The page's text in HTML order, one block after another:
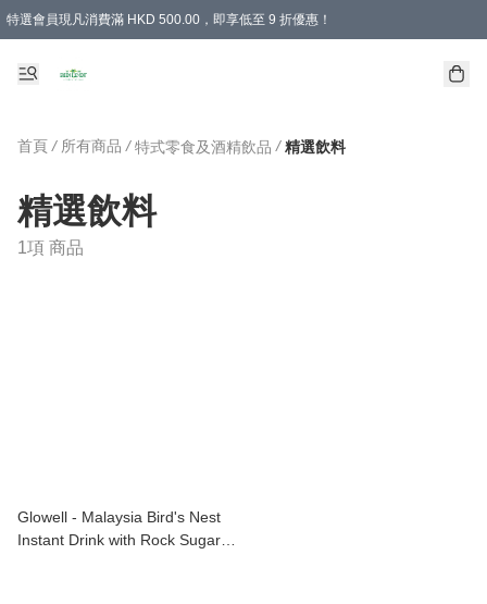
特選會員現凡消費滿 HKD 500.00，即享低至 9 折優惠！
首頁 / 所有商品 / 特式零食及酒精飲品 / 精選飲料
精選飲料
1項 商品
Glowell - Malaysia Bird's Nest
Instant Drink with Rock Sugar